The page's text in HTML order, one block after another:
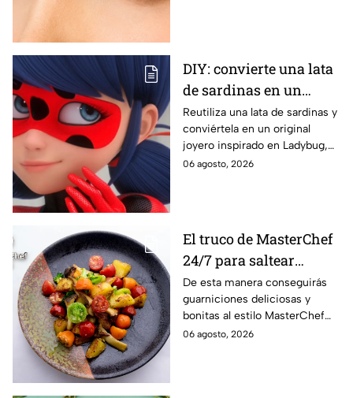
DIY: convierte una lata
de sardinas en un
joyero inspirado en
Ladybug
Reutiliza una lata de sardinas y
conviértela en un original
joyero inspirado en Ladybug,
perfecto para guardar tus
06 agosto, 2026
El truco de MasterChef
24/7 para saltear
verduras crujientes y
con mucho color
De esta manera conseguirás
guarniciones deliciosas y
bonitas al estilo MasterChef
24/7.
06 agosto, 2026